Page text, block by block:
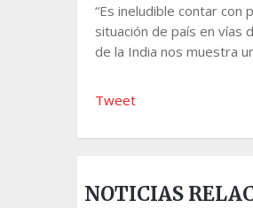
“Es ineludible contar
situación de país en vías
de la India nos muestra
Tweet
NOTICIAS